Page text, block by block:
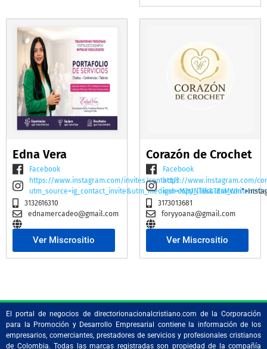
Edna Vera
Facebook
https://www.instagram.com/invites/contact/?
3132616310
ednamercadeo@gmail.com
Ver Miscrositio
Corazón de Crochet
Facebook
https://www.instagram.com/
igsh=M2t1NTBscTE4MWhi
3173013681
foryyoana@gmail.com
Ver Miscrositio
El portal de negocios de directorionacionalcristiano.com de la Corporación
para la Promoción y Desarrollo Empresarial contiene la información de los
empresarios, comerciantes, prestadores de servicios y profesionales cristianos
de Colombia. Todas las marcas registradas son propiedad de la compañía